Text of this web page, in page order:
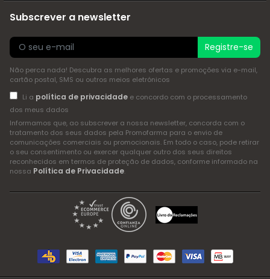
Subscrever a newsletter
Registre-se
Não perca nada! Descubra as melhores ofertas e promoções via e-mail,
cartão postal, SMS ou outros meios eletrónicos
Li a política de privacidadee concordo com o processamento
dos meus dados
Informamos que, ao subscrever a nossa newsletter, concorda com o
tratamento dos seus dados pela Promofarma para o envio de
comunicações comerciais ou promocionais. Em todo o caso, pode retirar
o seu consentimento ou exercer qualquer outro dos seus direitos
reconhecidos em termos de proteção de dados, conforme informado na
nossa Política de Privacidade.